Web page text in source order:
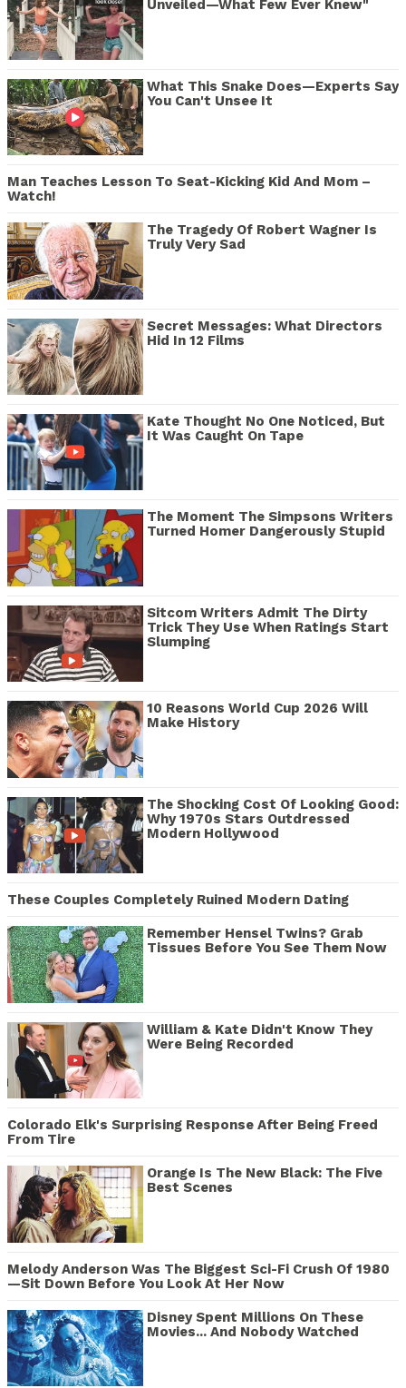
Unveiled—What Few Ever Knew"
What This Snake Does—Experts Say
You Can't Unsee It
Man Teaches Lesson To Seat-Kicking Kid And Mom –
Watch!
The Tragedy Of Robert Wagner Is
Truly Very Sad
Secret Messages: What Directors
Hid In 12 Films
Kate Thought No One Noticed, But
It Was Caught On Tape
The Moment The Simpsons Writers
Turned Homer Dangerously Stupid
Sitcom Writers Admit The Dirty
Trick They Use When Ratings Start
Slumping
10 Reasons World Cup 2026 Will
Make History
The Shocking Cost Of Looking Good:
Why 1970s Stars Outdressed
Modern Hollywood
These Couples Completely Ruined Modern Dating
Remember Hensel Twins? Grab
Tissues Before You See Them Now
William & Kate Didn't Know They
Were Being Recorded
Colorado Elk's Surprising Response After Being Freed
From Tire
Orange Is The New Black: The Five
Best Scenes
Melody Anderson Was The Biggest Sci-Fi Crush Of 1980
—Sit Down Before You Look At Her Now
Disney Spent Millions On These
Movies... And Nobody Watched